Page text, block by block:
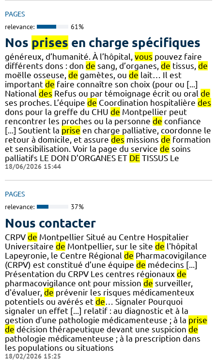
PAGES
relevance: 61%
Nos prises en charge spécifiques
généreux, d’humanité. À l’hôpital, vous pouvez faire
différents dons : don de sang, d’organes, de tissus, de
moëlle osseuse, de gamètes, ou de lait… Il est
important de faire connaître son choix (pour ou [...]
National des Refus ou par témoignage écrit ou oral de
ses proches. L’équipe de Coordination hospitalière des
dons pour la greffe du CHU de Montpellier peut
rencontrer les proches ou la personne de confiance
[...] Soutient la prise en charge palliative, coordonne le
retour à domicile, et assure des missions de formation
et sensibilisation. Voir la page du service de soins
palliatifs LE DON D’ORGANES ET DE TISSUS Le
18/06/2026 15:44
PAGES
relevance: 37%
Nous contacter
CRPV de Montpellier Situé au Centre Hospitalier
Universitaire de Montpellier, sur le site de l'hôpital
Lapeyronie, le Centre Régional de Pharmacovigilance
(CRPV) est constitué d’une équipe de médecins [...]
Présentation du CRPV Les centres régionaux de
pharmacovigilance ont pour mission de surveiller,
d'évaluer, de prévenir les risques médicamenteux
potentiels ou avérés et de … Signaler Pourquoi
signaler un effet [...] relatif : au diagnostic et à la
gestion d’une pathologie médicamenteuse ; à la prise
de décision thérapeutique devant une suspicion de
pathologie médicamenteuse ; à la prescription dans
les populations ou situations
18/02/2026 15:25